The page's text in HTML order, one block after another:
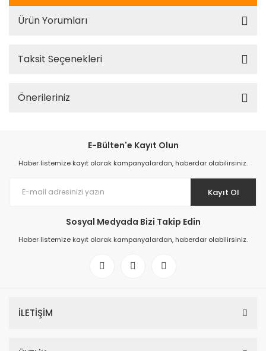
Ürün Yorumları
Taksit Seçenekleri
Önerileriniz
E-Bülten'e Kayıt Olun
Haber listemize kayıt olarak kampanyalardan, haberdar olabilirsiniz.
Kayıt Ol
Sosyal Medyada Bizi Takip Edin
Haber listemize kayıt olarak kampanyalardan, haberdar olabilirsiniz.
İLETİŞİM